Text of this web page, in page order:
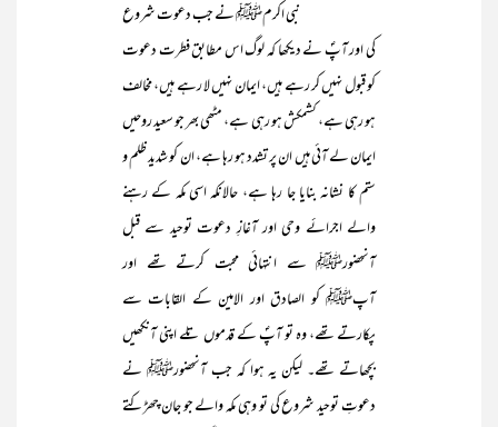
نبی اکرمﷺ نے جب دعوت شروع
کی اور آپؐ نے دیکھا کہ لوگ اس مطابق فطرت دعوت
کو قبول نہیں کر رہے ہیں، ایمان نہیں لا رہے ہیں، مخالف
ہو رہی ہے، کشمکش ہو رہی ہے، مٹھی بھر جو سعید روحیں
ایمان لے آئی ہیں ان پر تشدد ہو رہا ہے، ان کو شدید ظلم و
ستم کا نشانہ بنایا جا رہا ہے، حالانکہ اسی مکہ کے رہنے
والے اجرائے وحی اور آغازِ دعوت توحید سے قبل
آنحضورﷺ سے انتہائی محبت کرتے تھے اور
آپﷺ کو الصادق اور الامین کے القابات سے
پکارتے تھے، وہ تو آپؐ کے قدموں تلے اپنی آنکھیں
بچھاتے تھے۔ لیکن یہ ہوا کہ جب آنحضورﷺ نے
دعوتِ توحید شروع کی تو وہی مکہ والے جو جان چھڑکتے